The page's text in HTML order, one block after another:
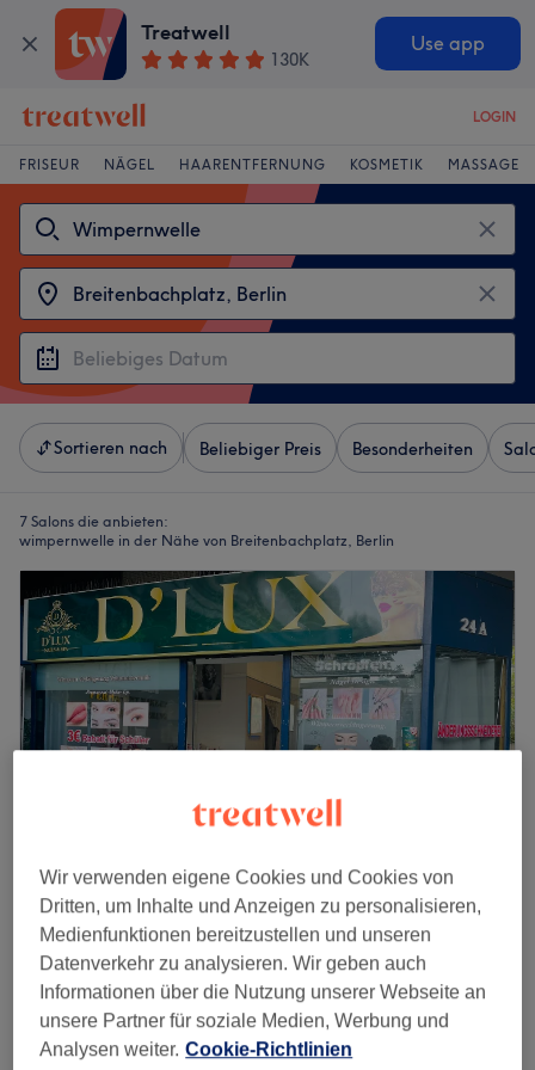
Treatwell
130K
Use app
LOGIN
FRISEUR NÄGEL HAARENTFERNUNG KOSMETIK MASSAGE
Sortieren nach Beliebiger Preis Besonderheiten
7 Salons die anbieten:
wimpernwelle in der Nähe von Breitenbachplatz, Berlin
Nails Lashes By D
4,8
88 Bewertungen
Wilmersdorf, Berlin
Auf Karte anzeigen
Wimpernlifting
1 Std.
ab
Schnellansicht Saloninfos
Wir verwenden eigene Cookies und Cookies von
Dritten, um Inhalte und Anzeigen zu personalisieren,
Medienfunktionen bereitzustellen und unseren
Datenverkehr zu analysieren. Wir geben auch
Informationen über die Nutzung unserer Webseite an
unsere Partner für soziale Medien, Werbung und
Analysen weiter. Cookie-Richtlinien